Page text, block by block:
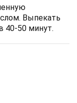
Выпекать
40-50 минут.